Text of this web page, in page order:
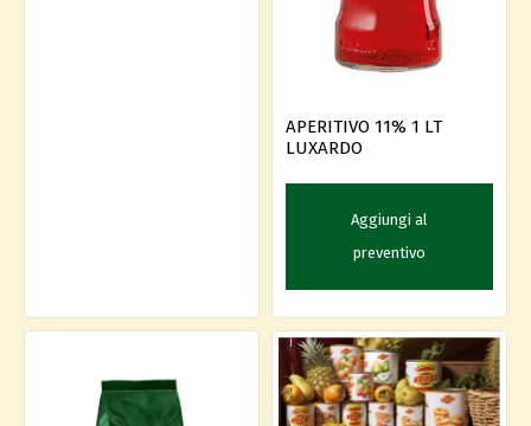
APERITIVO 11% 1 LT
LUXARDO
Aggiungi al
preventivo